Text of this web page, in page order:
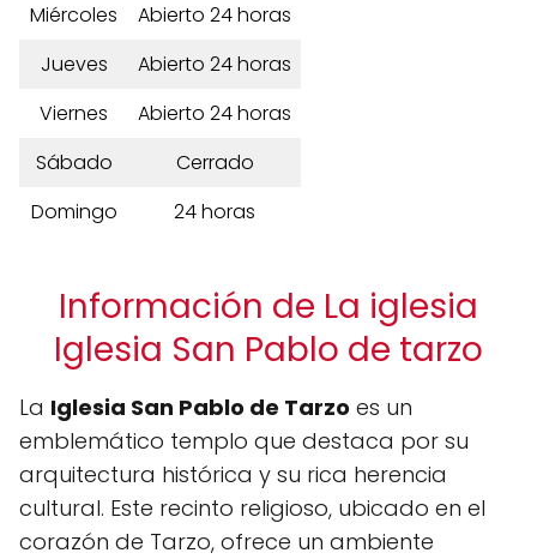
Miércoles
Abierto 24 horas
Jueves
Abierto 24 horas
Viernes
Abierto 24 horas
Sábado
Cerrado
Domingo
24 horas
Información de La iglesia
Iglesia San Pablo de tarzo
La Iglesia San Pablo de Tarzo es un
emblemático templo que destaca por su
arquitectura histórica y su rica herencia
cultural. Este recinto religioso, ubicado en el
corazón de Tarzo, ofrece un ambiente